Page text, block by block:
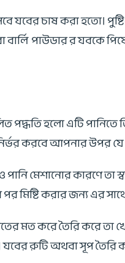
যবের চাষ করা
বার্লি পাউডার র যবকে
পদ্ধতি হলো এটি পানিতে
করবে আপনার উপর
পানি মেশানোর কারণে
মিষ্টি করার জন্য এর
করে তৈরি করে তা
রুটি অথবা সূপ তৈরি